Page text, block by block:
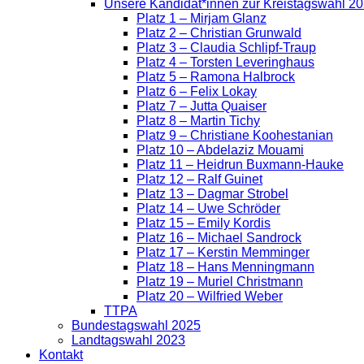
Unsere Kandidat*innen zur Kreistagswahl
Platz 1 – Mirjam Glanz
Platz 2 – Christian Grunwald
Platz 3 – Claudia Schlipf-Traup
Platz 4 – Torsten Leveringhaus
Platz 5 – Ramona Halbrock
Platz 6 – Felix Lokay
Platz 7 – Jutta Quaiser
Platz 8 – Martin Tichy
Platz 9 – Christiane Koohestanian
Platz 10 – Abdelaziz Mouami
Platz 11 – Heidrun Buxmann-Hauke
Platz 12 – Ralf Guinet
Platz 13 – Dagmar Strobel
Platz 14 – Uwe Schröder
Platz 15 – Emily Kordis
Platz 16 – Michael Sandrock
Platz 17 – Kerstin Memminger
Platz 18 – Hans Menningmann
Platz 19 – Muriel Christmann
Platz 20 – Wilfried Weber
TTPA
Bundestagswahl 2025
Landtagswahl 2023
Kontakt